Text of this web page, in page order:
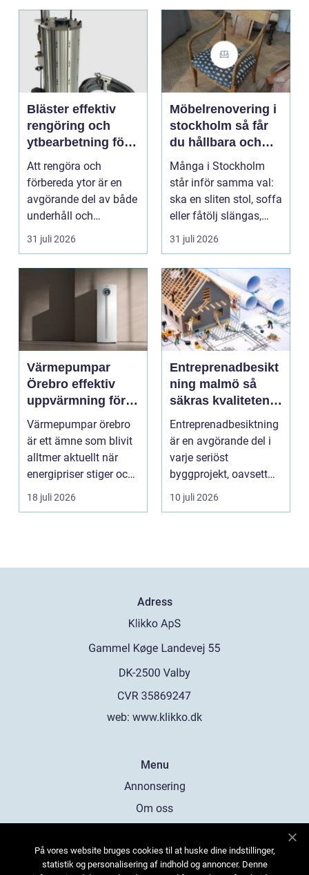
Bläster effektiv
rengöring och
ytbearbetning för
proffs och
hantverkare
Att rengöra och
förbereda ytor är en
avgörande del av både
underhåll och
renovering. Färg, rost,
smu...
31 juli 2026
Möbelrenovering i
stockholm så får
du hållbara och
vackra möbler
Många i Stockholm
står inför samma val:
ska en sliten stol, soffa
eller fåtölj slängas,
säljas billi...
31 juli 2026
Värmepumpar
Örebro effektiv
uppvärmning för
hus och
fastigheter
Värmepumpar örebro
är ett ämne som blivit
alltmer aktuellt när
energipriser stiger och
fler vill sän...
18 juli 2026
Entreprenadbesikt
ning malmö så
säkras kvaliteten i
byggprojekt
Entreprenadbesiktning
är en avgörande del i
varje seriöst
byggprojekt, oavsett
om det handlar om en
10 juli 2026
Adress
web: www.klikko.dk
Menu
Annonsering
Om oss
Kontakta oss
På vores website bruges cookies til at huske dine indstillinger,
statistik og personalisering af indhold og annoncer. Denne